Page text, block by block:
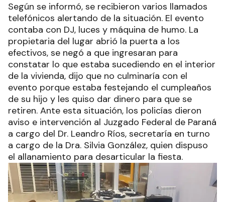
Según se informó, se recibieron varios llamados
telefónicos alertando de la situación. El evento
contaba con DJ, luces y máquina de humo. La
propietaria del lugar abrió la puerta a los
efectivos, se negó a que ingresaran para
constatar lo que estaba sucediendo en el interior
de la vivienda, dijo que no culminaría con el
evento porque estaba festejando el cumpleaños
de su hijo y les quiso dar dinero para que se
retiren. Ante esta situación, los policías dieron
aviso e intervención al Juzgado Federal de Paraná
a cargo del Dr. Leandro Ríos, secretaría en turno
a cargo de la Dra. Silvia González, quien dispuso
el allanamiento para desarticular la fiesta.